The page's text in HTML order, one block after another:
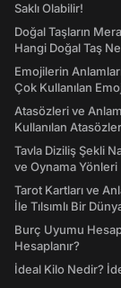
makaslanmış
mi yoksa
Saklı Olabilir!
Doğal Taşların
Hangi Doğal Taş
Emojilerin
Çok Kullanılan
Atasözleri ve
Kullanılan
Tavla Diziliş Şekli
ve Oynama Yönleri
Tarot Kartları ve
İle Tılsımlı Bir
Burç Uyumu
Hesaplanır?
İdeal Kilo Nedir?